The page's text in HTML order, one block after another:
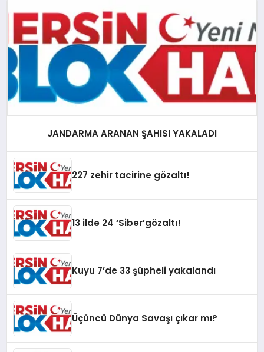
JANDARMA ARANAN ŞAHISI YAKALADI
227 zehir tacirine gözaltı!
13 ilde 24 ‘Siber’gözaltı!
Kuyu 7’de 33 şüpheli yakalandı
Üçüncü Dünya Savaşı çıkar mı?